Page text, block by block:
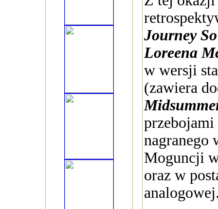
Journey
Loreena
w wersji
(zawiera
nagranego
Moguncji
oraz w